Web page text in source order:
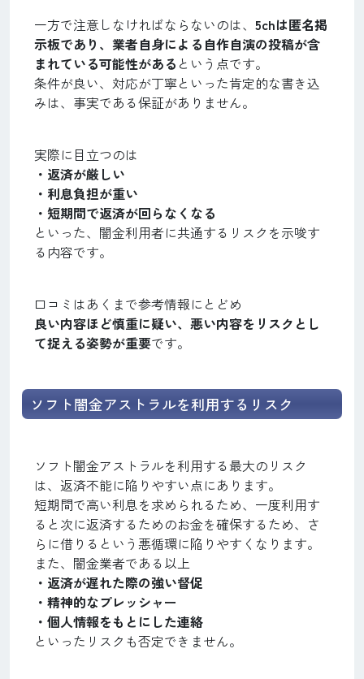
一方で注意しなければならないのは、 5chは匿名掲
示板であり、業者自身による自作自演の投稿が含
まれている可能性がある という点です。
条件が良い、対応が丁寧といった肯定的な書き込
みは、事実である保証がありません。
実際に目立つのは
・返済が厳しい
・利息負担が重い
・短期間で返済が回らなくなる
といった、闇金利用者に共通するリスクを示唆す
る内容です。
口コミはあくまで参考情報にとどめ
良い内容ほど慎重に疑い、悪い内容をリスクとし
て捉える姿勢が重要です。
ソフト闇金アストラルを利用するリスク
ソフト闇金アストラルを利用する最大のリスク
は、返済不能に陥りやすい点にあります。
短期間で高い利息を求められるため、一度利用す
ると次に返済するためのお金を確保するため、さ
らに借りるという悪循環に陥りやすくなります。
また、闇金業者である以上
・返済が遅れた際の強い督促
・精神的なプレッシャー
・個人情報をもとにした連絡
といったリスクも否定できません。